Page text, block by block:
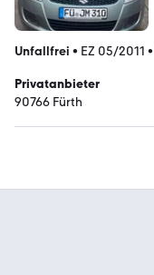
Unfallfrei • EZ 05/2011 •
Privatanbieter
90766 Fürth